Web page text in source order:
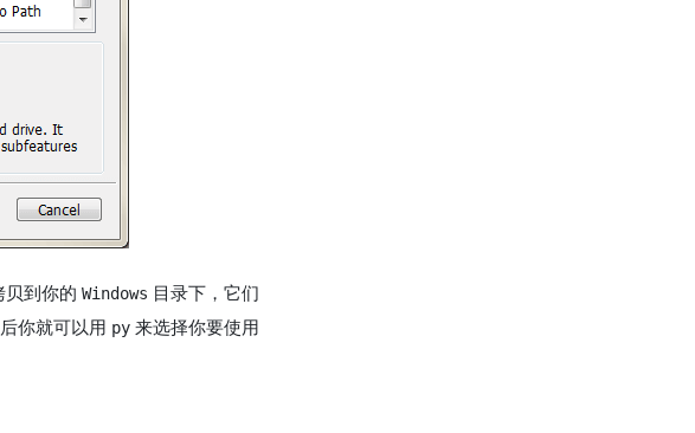
到你的 Windows 目录下，它们
你就可以用 py 来选择你要使用